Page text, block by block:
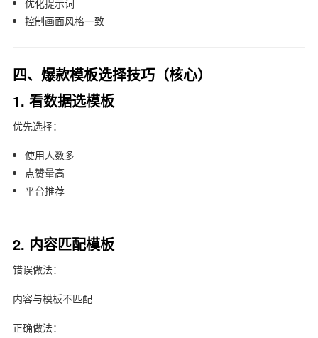
优化提示词
控制画面风格一致
四、爆款模板选择技巧（核心）
1. 看数据选模板
优先选择：
使用人数多
点赞量高
平台推荐
2. 内容匹配模板
错误做法：
内容与模板不匹配
正确做法：